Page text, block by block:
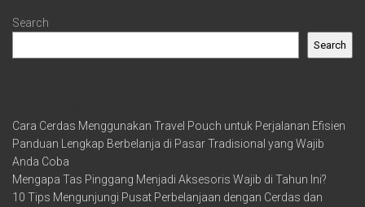
Search
Search
Cara Cerdas Menggunakan Travel Pouch untuk Perjalanan Efisien
Panduan Lengkap Berbelanja di Pasar Tradisional yang Wajib
Anda Coba
Mengapa Tas Pinggang Menjadi Aksesoris Wajib di Tahun Ini?
10 Tips Mengunjungi Pusat Perbelanjaan dengan Cerdas dan